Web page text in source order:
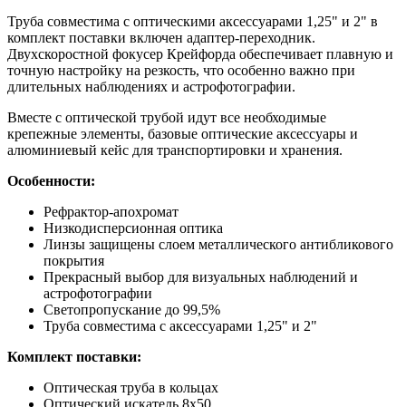
Труба совместима с оптическими аксессуарами 1,25" и 2" в
комплект поставки включен адаптер-переходник.
Двухскоростной фокусер Крейфорда обеспечивает плавную и
точную настройку на резкость, что особенно важно при
длительных наблюдениях и астрофотографии.
Вместе с оптической трубой идут все необходимые
крепежные элементы, базовые оптические аксессуары и
алюминиевый кейс для транспортировки и хранения.
Особенности:
Рефрактор-апохромат
Низкодисперсионная оптика
Линзы защищены слоем металлического антибликового
покрытия
Прекрасный выбор для визуальных наблюдений и
астрофотографии
Светопропускание до 99,5%
Труба совместима с аксессуарами 1,25" и 2"
Комплект поставки:
Оптическая труба в кольцах